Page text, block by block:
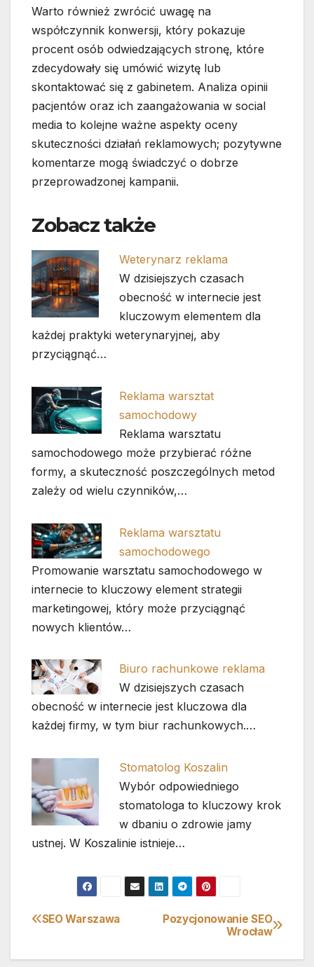
Warto również zwrócić uwagę na
współczynnik konwersji, który pokazuje
procent osób odwiedzających stronę, które
zdecydowały się umówić wizytę lub
skontaktować się z gabinetem. Analiza opinii
pacjentów oraz ich zaangażowania w social
media to kolejne ważne aspekty oceny
skuteczności działań reklamowych; pozytywne
komentarze mogą świadczyć o dobrze
przeprowadzonej kampanii.
Zobacz także
Weterynarz reklama
W dzisiejszych czasach
obecność w internecie jest
kluczowym elementem dla
każdej praktyki weterynaryjnej, aby
przyciągnąć…
Reklama warsztat
samochodowy
Reklama warsztatu
samochodowego może przybierać różne
formy, a skuteczność poszczególnych metod
zależy od wielu czynników,…
Reklama warsztatu
samochodowego
Promowanie warsztatu samochodowego w
internecie to kluczowy element strategii
marketingowej, który może przyciągnąć
nowych klientów…
Biuro rachunkowe reklama
W dzisiejszych czasach
obecność w internecie jest kluczowa dla
każdej firmy, w tym biur rachunkowych.…
Stomatolog Koszalin
Wybór odpowiedniego
stomatologa to kluczowy krok
w dbaniu o zdrowie jamy
ustnej. W Koszalinie istnieje…
Nawigacja
wpisu
Pozycjonowanie SEO
Wrocław
SEO Warszawa